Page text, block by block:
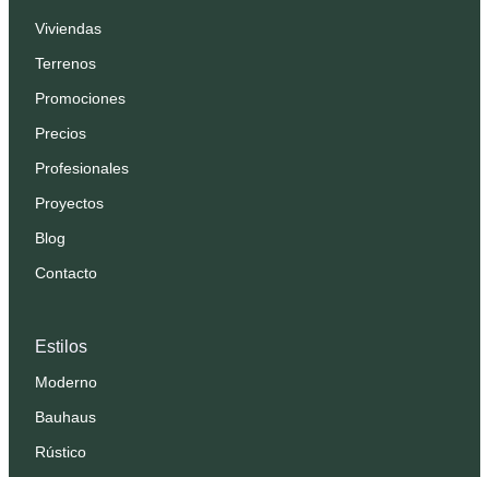
Estilos
Moderno
Bauhaus
Rústico
Viviendas
Terrenos
Promociones
Precios
Profesionales
Proyectos
Blog
Contacto